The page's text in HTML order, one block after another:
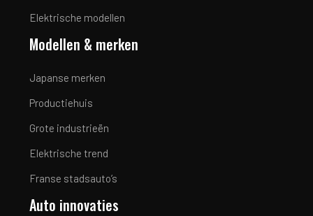
Elektrische modellen
Modellen & merken
Japanse merken
Productiehuis
Grote industrieën
Elektrische trend
Franse stadsauto’s
Auto innovaties